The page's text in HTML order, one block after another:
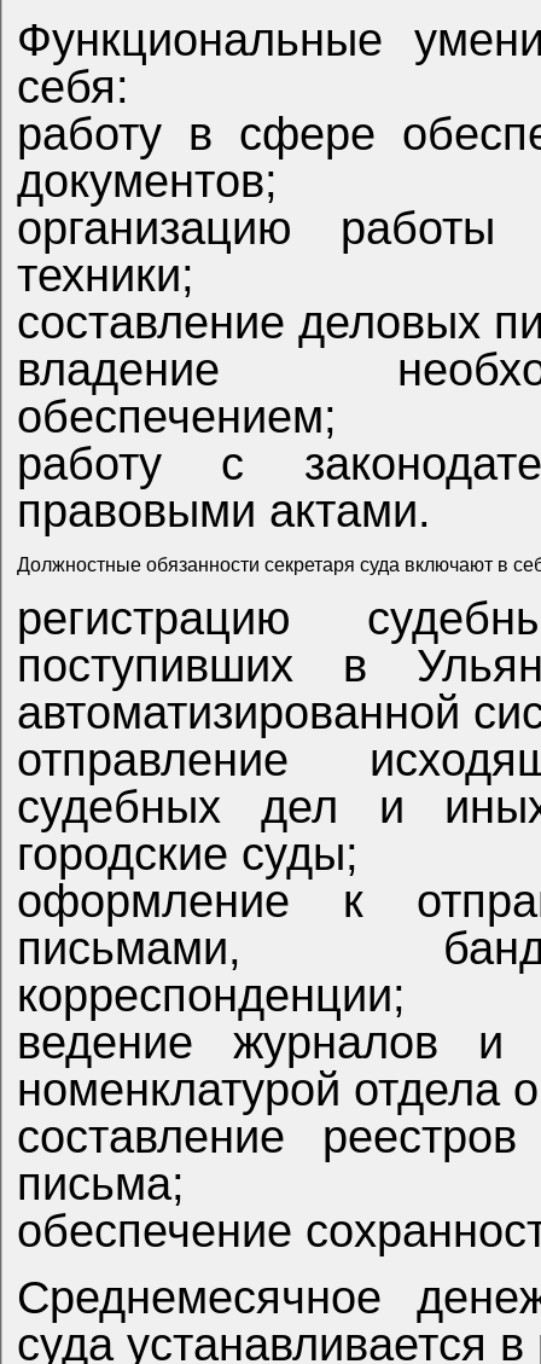
Функциональные умения претендента включают в
себя:
работу в сфере обеспечения
документов;
организацию работы копировально-
техники;
составление деловых
владение
обеспечением;
работу с
правовыми актами.
Должностные обязанности секретаря суда включают в
регистрацию судебных
поступивших в
отправление исходящей
судебных дел и
городские суды;
оформление к отправке
письмами,
корреспонденции;
ведение журналов и нарядов
номенклатурой отдела
составление реестров на
письма;
Среднемесячное денежное содержание секретаря